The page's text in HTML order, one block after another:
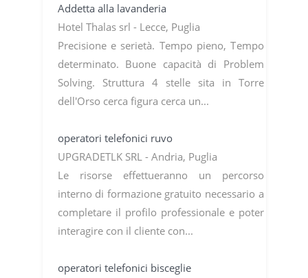
Addetta alla lavanderia
Hotel Thalas srl - Lecce, Puglia
Precisione e serietà. Tempo pieno, Tempo
determinato. Buone capacità di Problem
Solving. Struttura 4 stelle sita in Torre
dell'Orso cerca figura cerca un...
operatori telefonici ruvo
UPGRADETLK SRL - Andria, Puglia
Le risorse effettueranno un percorso
interno di formazione gratuito necessario a
completare il profilo professionale e poter
interagire con il cliente con...
operatori telefonici bisceglie